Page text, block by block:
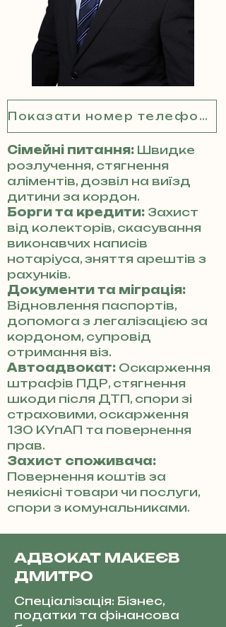
Показати номер телефону
Сімейні питання: Швидке
розлучення, стягнення
аліментів, дозвіл на виїзд
дитини за кордон.
Борги та кредити: Захист
від колекторів, скасування
виконавчих написів
нотаріуса, зняття арештів з
рахунків.
Документи та міграція:
Відновлення паспортів,
допомога з легалізацією за
кордоном, супровід
отримання віз.
Автоадвокат: Оскарження
штрафів ПДР, стягнення
шкоди після ДТП, спори зі
страховими, оскарження
130 КУпАП та повернення
прав.
Захист споживача:
Повернення коштів за
неякісні товари чи послуги,
спори з комунальниками.
АДВОКАТ МАКЕЄВ
ДМИТРО
Спеціалізація: Бізнес,
податки та фінансова